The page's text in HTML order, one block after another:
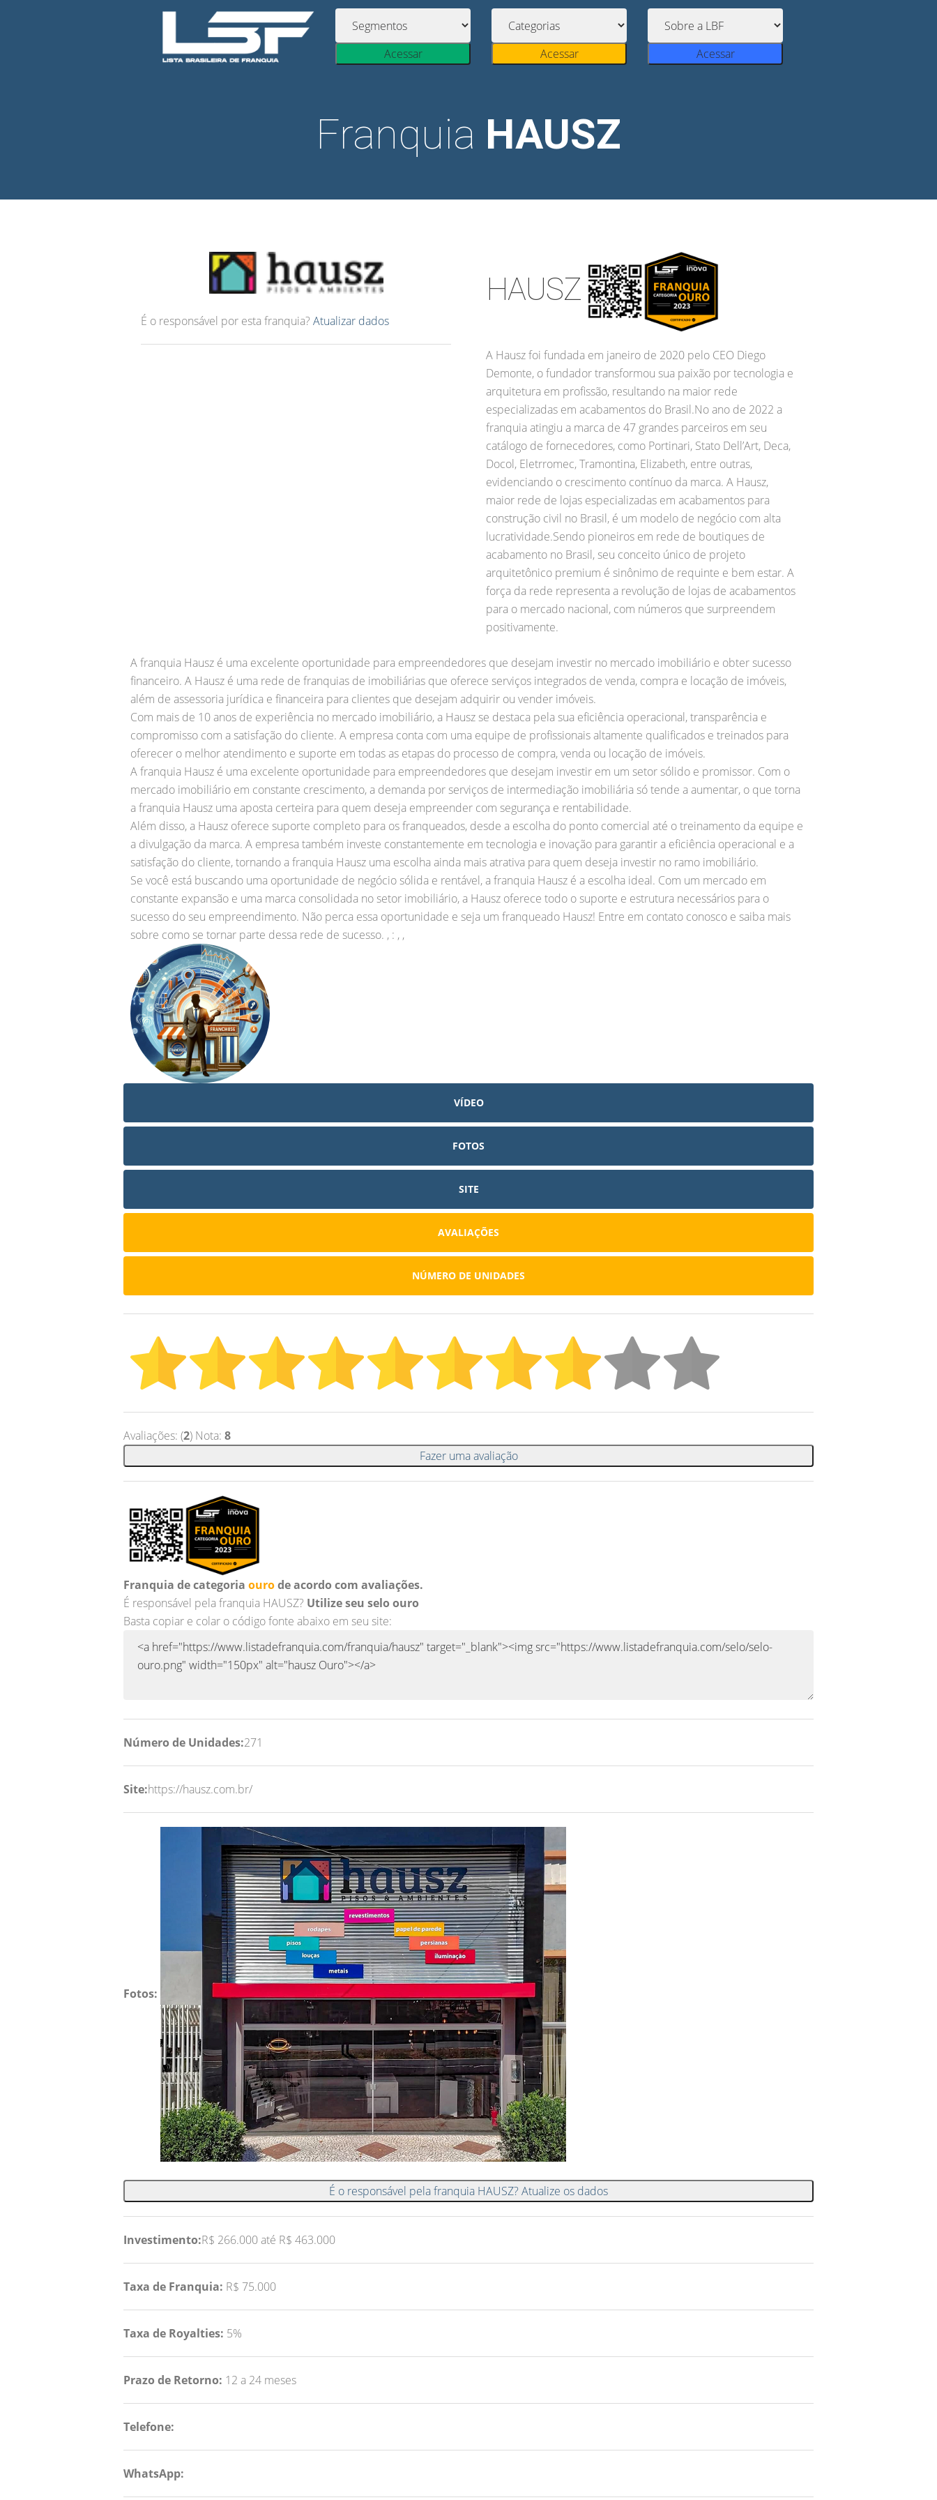
Acessar Acessar Acessar
Franquia HAUSZ
É o responsável por esta franquia? Atualizar dados
HAUSZ
A Hausz foi fundada em janeiro de 2020 pelo CEO Diego
Demonte, o fundador transformou sua paixão por tecnologia e
arquitetura em profissão, resultando na maior rede
especializadas em acabamentos do Brasil.No ano de 2022 a
franquia atingiu a marca de 47 grandes parceiros em seu
catálogo de fornecedores, como Portinari, Stato Dell’Art, Deca,
Docol, Eletrromec, Tramontina, Elizabeth, entre outras,
evidenciando o crescimento contínuo da marca. A Hausz,
maior rede de lojas especializadas em acabamentos para
construção civil no Brasil, é um modelo de negócio com alta
lucratividade.Sendo pioneiros em rede de boutiques de
acabamento no Brasil, seu conceito único de projeto
arquitetônico premium é sinônimo de requinte e bem estar. A
força da rede representa a revolução de lojas de acabamentos
para o mercado nacional, com números que surpreendem
positivamente.
A franquia Hausz é uma excelente oportunidade para empreendedores que desejam investir no mercado imobiliário e obter sucesso
financeiro. A Hausz é uma rede de franquias de imobiliárias que oferece serviços integrados de venda, compra e locação de imóveis,
além de assessoria jurídica e financeira para clientes que desejam adquirir ou vender imóveis.
Com mais de 10 anos de experiência no mercado imobiliário, a Hausz se destaca pela sua eficiência operacional, transparência e
compromisso com a satisfação do cliente. A empresa conta com uma equipe de profissionais altamente qualificados e treinados para
oferecer o melhor atendimento e suporte em todas as etapas do processo de compra, venda ou locação de imóveis.
A franquia Hausz é uma excelente oportunidade para empreendedores que desejam investir em um setor sólido e promissor. Com o
mercado imobiliário em constante crescimento, a demanda por serviços de intermediação imobiliária só tende a aumentar, o que torna
a franquia Hausz uma aposta certeira para quem deseja empreender com segurança e rentabilidade.
Além disso, a Hausz oferece suporte completo para os franqueados, desde a escolha do ponto comercial até o treinamento da equipe e
a divulgação da marca. A empresa também investe constantemente em tecnologia e inovação para garantir a eficiência operacional e a
satisfação do cliente, tornando a franquia Hausz uma escolha ainda mais atrativa para quem deseja investir no ramo imobiliário.
Se você está buscando uma oportunidade de negócio sólida e rentável, a franquia Hausz é a escolha ideal. Com um mercado em
constante expansão e uma marca consolidada no setor imobiliário, a Hausz oferece todo o suporte e estrutura necessários para o
sucesso do seu empreendimento. Não perca essa oportunidade e seja um franqueado Hausz! Entre em contato conosco e saiba mais
sobre como se tornar parte dessa rede de sucesso. , : , ,
VÍDEO
FOTOS
SITE
AVALIAÇÕES
NÚMERO DE UNIDADES
Avaliações: (2) Nota: 8
Fazer uma avaliação
Franquia de categoria ourode acordo com avaliações.
É responsável pela franquia HAUSZ? Utilize seu selo ouro
Basta copiar e colar o código fonte abaixo em seu site:
Número de Unidades:271
Site:https://hausz.com.br/
Fotos:
É o responsável pela franquia HAUSZ? Atualize os dados
Investimento:R$ 266.000 até R$ 463.000
Taxa de Franquia: R$ 75.000
Taxa de Royalties: 5%
Prazo de Retorno: 12 a 24 meses
Telefone:
WhatsApp: